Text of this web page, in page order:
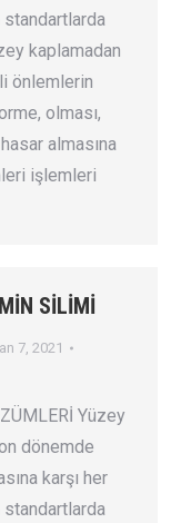
standartlarda
kaplamadan
önlemlerin
olması,
almasına
işlemleri
SİLİMİ
7, 2021
Yüzey
dönemde
karşı her
standartlarda